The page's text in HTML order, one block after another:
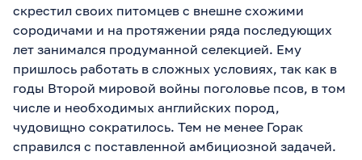
скрестил своих питомцев с внешне схожими
сородичами и на протяжении ряда последующих
лет занимался продуманной селекцией. Ему
пришлось работать в сложных условиях, так как в
годы Второй мировой войны поголовье псов, в том
числе и необходимых английских пород,
чудовищно сократилось. Тем не менее Горак
справился с поставленной амбициозной задачей.